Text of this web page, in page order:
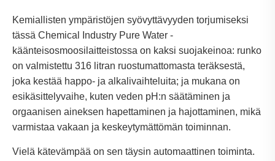
Kemiallisten ympäristöjen syövyttävyyden torjumiseksi
tässä Chemical Industry Pure Water -
käänteisosmoosilaitteistossa on kaksi suojakeinoa: runko
on valmistettu 316 litran ruostumattomasta teräksestä,
joka kestää happo- ja alkalivaihteluita; ja mukana on
esikäsittelyvaihe, kuten veden pH:n säätäminen ja
orgaanisen aineksen hapettaminen ja hajottaminen, mikä
varmistaa vakaan ja keskeytymättömän toiminnan.
Vielä kätevämpää on sen täysin automaattinen toiminta.